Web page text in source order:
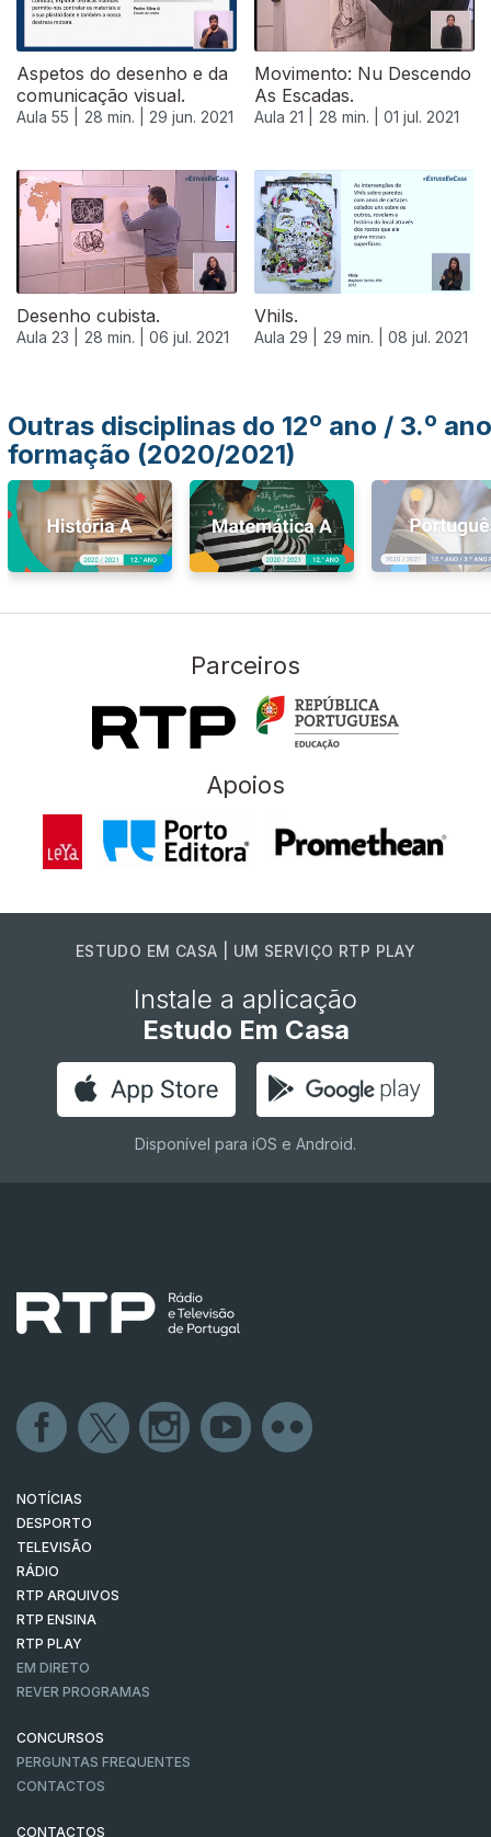
Aspetos do desenho e da
comunicação visual.
Aula 55 | 28 min. | 29 jun. 2021
Movimento: Nu Descendo
As Escadas.
Aula 21 | 28 min. | 01 jul. 2021
Desenho cubista.
Aula 23 | 28 min. | 06 jul. 2021
Vhils.
Aula 29 | 29 min. | 08 jul. 2021
556157
Outras disciplinas do 12º ano / 3.º ano
formação (2020/2021)
Parceiros
Apoios
ESTUDO EM CASA | UM SERVIÇO RTP PLAY
Instale a aplicação
Estudo Em Casa
Disponível para iOS e Android.
NOTÍCIAS
DESPORTO
TELEVISÃO
RÁDIO
RTP ARQUIVOS
RTP ENSINA
RTP PLAY
EM DIRETO
REVER PROGRAMAS
CONCURSOS
PERGUNTAS FREQUENTES
CONTACTOS
CONTACTOS